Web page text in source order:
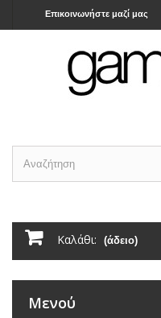
Επικοινωνήστε μαζί μας
Καλάθι: (άδειο)
Μενού